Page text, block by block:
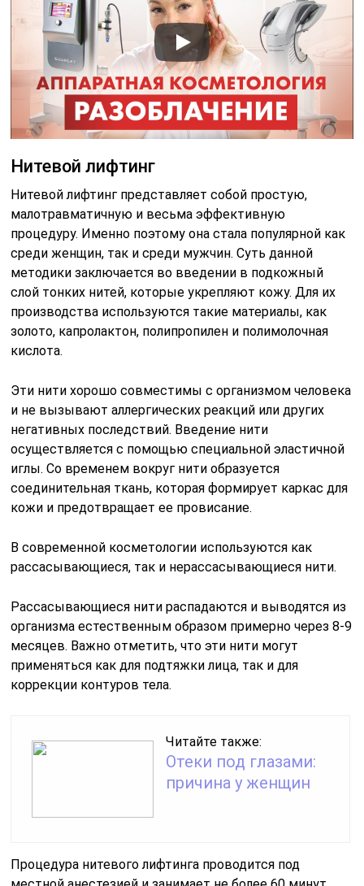
Нитевой лифтинг
Нитевой лифтинг представляет собой простую,
малотравматичную и весьма эффективную
процедуру. Именно поэтому она стала популярной как
среди женщин, так и среди мужчин. Суть данной
методики заключается во введении в подкожный
слой тонких нитей, которые укрепляют кожу. Для их
производства используются такие материалы, как
золото, капролактон, полипропилен и полимолочная
кислота.
Эти нити хорошо совместимы с организмом человека
и не вызывают аллергических реакций или других
негативных последствий. Введение нити
осуществляется с помощью специальной эластичной
иглы. Со временем вокруг нити образуется
соединительная ткань, которая формирует каркас для
кожи и предотвращает ее провисание.
В современной косметологии используются как
рассасывающиеся, так и нерассасывающиеся нити.
Рассасывающиеся нити распадаются и выводятся из
организма естественным образом примерно через 8-9
месяцев. Важно отметить, что эти нити могут
применяться как для подтяжки лица, так и для
коррекции контуров тела.
Читайте также:
Отеки под глазами:
причина у женщин
Процедура нитевого лифтинга проводится под